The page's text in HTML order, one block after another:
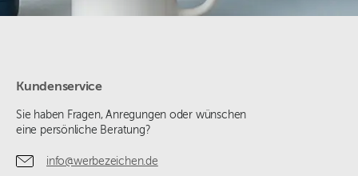
Kundenservice
Sie haben Fragen, Anregungen oder wünschen
eine persönliche Beratung?
info@werbezeichen.de